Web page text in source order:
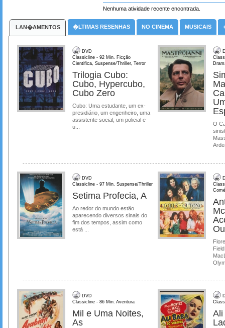
Nenhuma atividade recente encontrada.
LAN�AMENTOS �LTIMAS RESENHAS NO CINEMA MUSICAIS
DVD
Classicline - 92 Min. Ficção
Cientifica, Suspense/Thriller, Terror
Trilogia Cubo:
Cubo, Hypercubo,
Cubo Zero
Cubo: Uma estudante, um ex-
presidiário, um engenheiro, uma
assistente social, um policial e
u...
O
DVD
Classicline - 97 Min. Suspense/Thriller
Setima Profecia, A
Ao redor do mundo estão
aparecendo diversos sinais do
fim dos tempos, assim como
está ...
DVD
Classicline - 86 Min. Aventura
Mil e Uma Noites,
As
Ali